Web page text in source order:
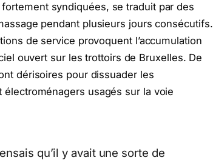
syndiquées, se traduit par des
pendant plusieurs jours consécutifs.
de service provoquent l’accumulation
ouvert sur les trottoirs de Bruxelles. De
dérisoires pour dissuader les
usagés sur la voie
qu’il y avait une sorte de